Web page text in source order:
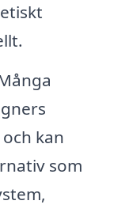
kan
som